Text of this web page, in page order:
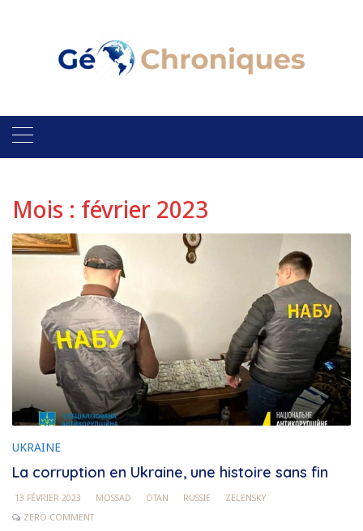
Mois : février 2023
UKRAINE
La corruption en Ukraine, une histoire sans fin
13 FÉVRIER 2023 MOSSAD OTAN RUSSIE
ZELENSKY
ZERO COMMENT